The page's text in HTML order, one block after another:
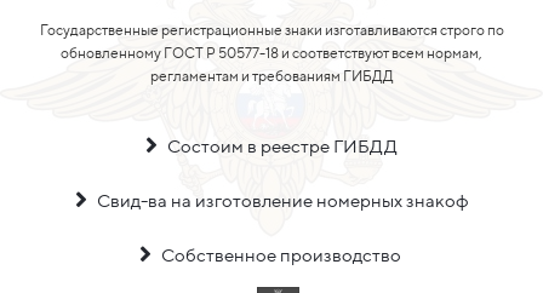
Государственные регистрационные знаки изготавливаются строго по
обновленному ГОСТ Р 50577-18 и соответствуют всем нормам,
регламентам и требованиям ГИБДД
Состоим в реестре ГИБДД
Свид-ва на изготовление номерных знакоф
Собственное производство